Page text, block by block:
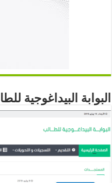
البوابة البيداغوجية